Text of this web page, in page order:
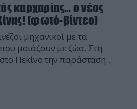
καρχαρίας… ο νέος
(φωτό-βίντεο)
μηχανικοί με τα
μοιάζουν με ζώα. Στη
Πεκίνο την παράσταση